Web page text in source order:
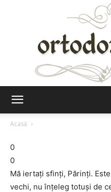
Acasă
0
0
Mă iertaţi sfinţi, Părinţi.
vechi, nu înţeleg totuşi de